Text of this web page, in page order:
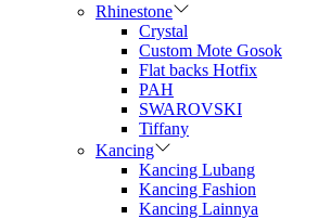
Rhinestone
Crystal
Custom Mote Gosok
Flat backs Hotfix
PAH
SWAROVSKI
Tiffany
Kancing
Kancing Lubang
Kancing Fashion
Kancing Lainnya